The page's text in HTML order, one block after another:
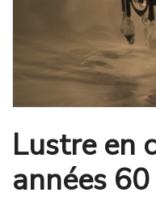
Lustre en
années 60